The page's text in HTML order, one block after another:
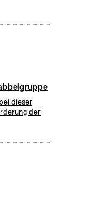
dieser
der